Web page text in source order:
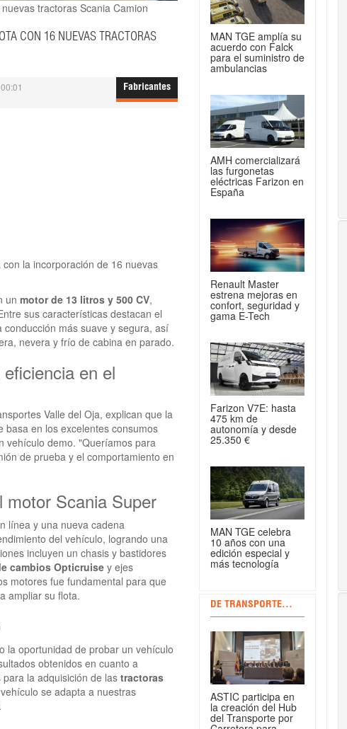
tractoras Scania Camion
CON 16 NUEVAS TRACTORAS
Fabricantes
la incorporación de 16 nuevas
un motor de 13 litros y 500 CV,
sus características destacan el
más suave y segura, así
nevera y frío de cabina en parado.
en el
Valle del Oja, explican que la
basa en los excelentes consumos
vehículo demo. "Queríamos para
de prueba y el comportamiento en
motor Scania Super
línea y una nueva cadena
del vehículo, logrando una
incluyen un chasis y bastidores
cambios Opticruise y ejes
motores fue fundamental para que
ampliar su flota.
la oportunidad de probar un vehículo
obtenidos en cuanto a
la adquisición de las tractoras
se adapta a nuestras
MAN TGE amplía su
acuerdo con Falck
para el suministro de
ambulancias
AMH comercializará
las furgonetas
eléctricas Farizon en
España
Renault Master
estrena mejoras en
confort, seguridad y
gama E-Tech
Farizon V7E: hasta
475 km de
autonomía y desde
25.350 €
MAN TGE celebra
10 años con una
edición especial y
más tecnología
DE TRANSPORTE...
ASTIC participa en
la creación del Hub
del Transporte por